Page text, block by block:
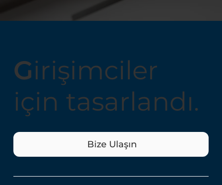
Girişimciler
için tasarlandı.
Bize Ulaşın